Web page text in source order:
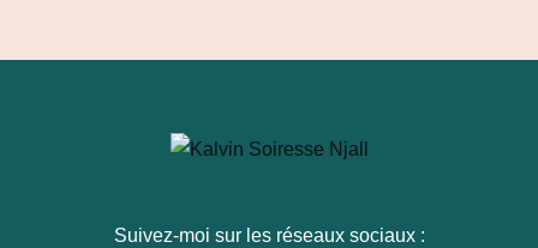
Suivez-moi sur les réseaux sociaux :